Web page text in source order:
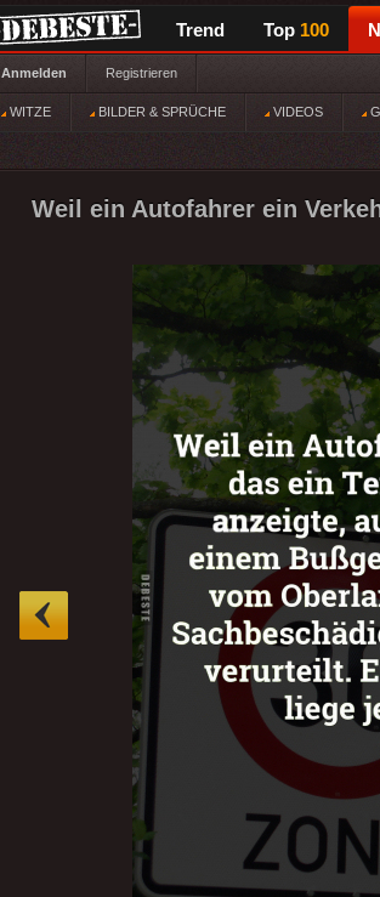
Trend Top 100
Anmelden Registrieren
WITZE BILDER & SPRÜCHE VIDEOS
Weil ein Autofahrer ein